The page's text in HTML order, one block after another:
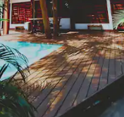
sur 5, 14 commentaires